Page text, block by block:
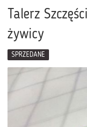
Talerz
żywicy
SPRZEDANE